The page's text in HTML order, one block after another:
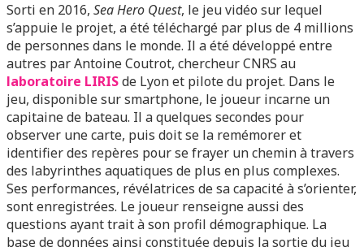
Sorti en 2016, Sea Hero Quest, le jeu vidéo sur lequel
s’appuie le projet, a été téléchargé par plus de 4 millions
de personnes dans le monde. Il a été développé entre
autres par Antoine Coutrot, chercheur CNRS au
laboratoire LIRISde Lyon et pilote du projet. Dans le
jeu, disponible sur smartphone, le joueur incarne un
capitaine de bateau. Il a quelques secondes pour
observer une carte, puis doit se la remémorer et
identifier des repères pour se frayer un chemin à travers
des labyrinthes aquatiques de plus en plus complexes.
Ses performances, révélatrices de sa capacité à s’orienter,
sont enregistrées. Le joueur renseigne aussi des
questions ayant trait à son profil démographique. La
base de données ainsi constituée depuis la sortie du jeu